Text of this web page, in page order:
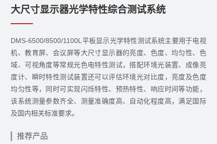
大尺寸显示器光学特性综合测试系统
DMS-6500/8500/1100L平板显示光学特性测试系统主要用于电视
机、教育屏、会议屏等大尺寸显示器的亮度、色度、均匀性、色
域、可视角度等常规光色电特性测试，搭配环境光装置、成像亮
度计、瞬时特性测试装置还可以评估环境光对比度，亮度及色度
均匀性等，同时可实现闪烁特性、预热特性、响应时间等功能，
该系统测量参数齐全、测量准确度高、自动化程度高，满足国际
及国内相关标准要求。
推荐产品